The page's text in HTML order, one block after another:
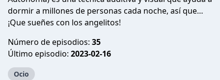
dormir a millones de personas cada noche, así que…
¡Que sueñes con los angelitos!
Número de episodios: 35
Último episodio: 2023-02-16
Ocio